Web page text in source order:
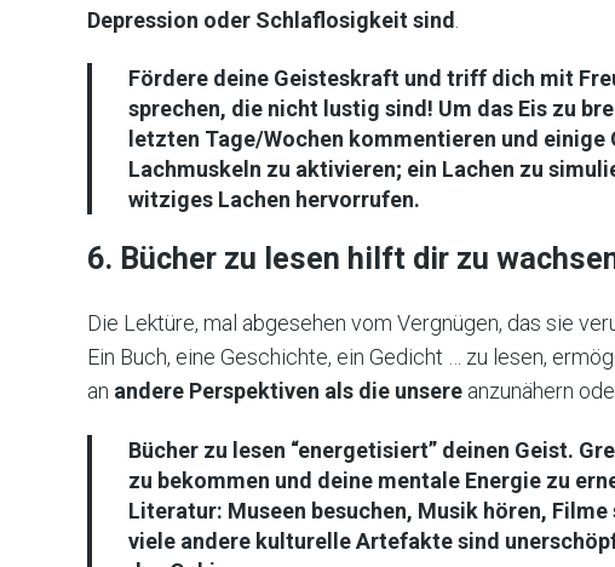
Depression oder Schlaflosigkeit sind
Fördere deine Geisteskraft und triff dich mit
sprechen, die nicht lustig sind! Um das Eis zu
letzten Tage/Wochen kommentieren und
Lachmuskeln zu aktivieren; ein Lachen zu
witziges Lachen hervorrufen.
6. Bücher zu lesen hilft dir zu
Die Lektüre, mal abgesehen vom Vergnügen, das sie
Ein Buch, eine Geschichte, ein Gedicht … zu lesen,
an andere Perspektiven als die unsere anzunähern
Bücher zu lesen “energetisiert” deinen Geist.
zu bekommen und deine mentale Energie zu
Literatur: Museen besuchen, Musik hören,
viele andere kulturelle Artefakte sind